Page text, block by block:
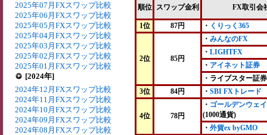
2025年07月FXスワップ比較
2025年06月FXスワップ比較
2025年05月FXスワップ比較
2025年04月FXスワップ比較
2025年03月FXスワップ比較
2025年02月FXスワップ比較
2025年01月FXスワップ比較
[2024年]
2024年12月FXスワップ比較
2024年11月FXスワップ比較
2024年10月FXスワップ比較
2024年09月FXスワップ比較
2024年08月FXスワップ比較
順位 スワップ金利 FX取引会
1位 87円 ・ くりっく365
2位 85円
・ みんなのFX
・ LIGHTFX
・ アイネット証券
・ライブスター証券
3位
84円 ・ SBI FXトレード
4位 78円
・ ゴールデンウェ
(1000通貨)
・ 外貨ex byGMO